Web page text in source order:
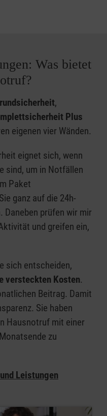
Was bietet
,
Plus
eigenen vier Wänden.
eignet sich, wenn
sind, um in Notfällen
Paket
ganz auf die 24h-
prüfen wir mir
und greifen ein,
sich entscheiden,
versteckten Kosten.
Beitrag. Damit
Sie haben
Hausnotruf mit einer
zu
Leistungen